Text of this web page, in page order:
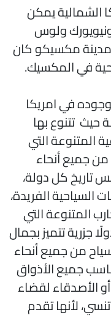
يمكن
ولوس
مكسيكو كان
في المكسيك.
في امريكا
تتنوع بها
التي
جميع أنحاء
كل دولة،
الفريدة،
التي
تتميز بجمال
من جميع أنحاء
جميع الأذواق
لقضاء
لأنها تقدم